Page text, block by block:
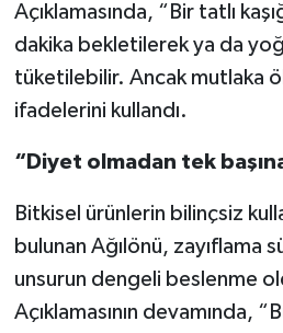
Açıklamasında, “Bir tatlı
dakika bekletilerek ya da
tüketilebilir. Ancak mutlaka
ifadelerini kullandı.
“Diyet olmadan tek
Bitkisel ürünlerin bilinçsiz
bulunan Ağılönü, zayıflama
unsurun dengeli beslenme
Açıklamasının devamında,